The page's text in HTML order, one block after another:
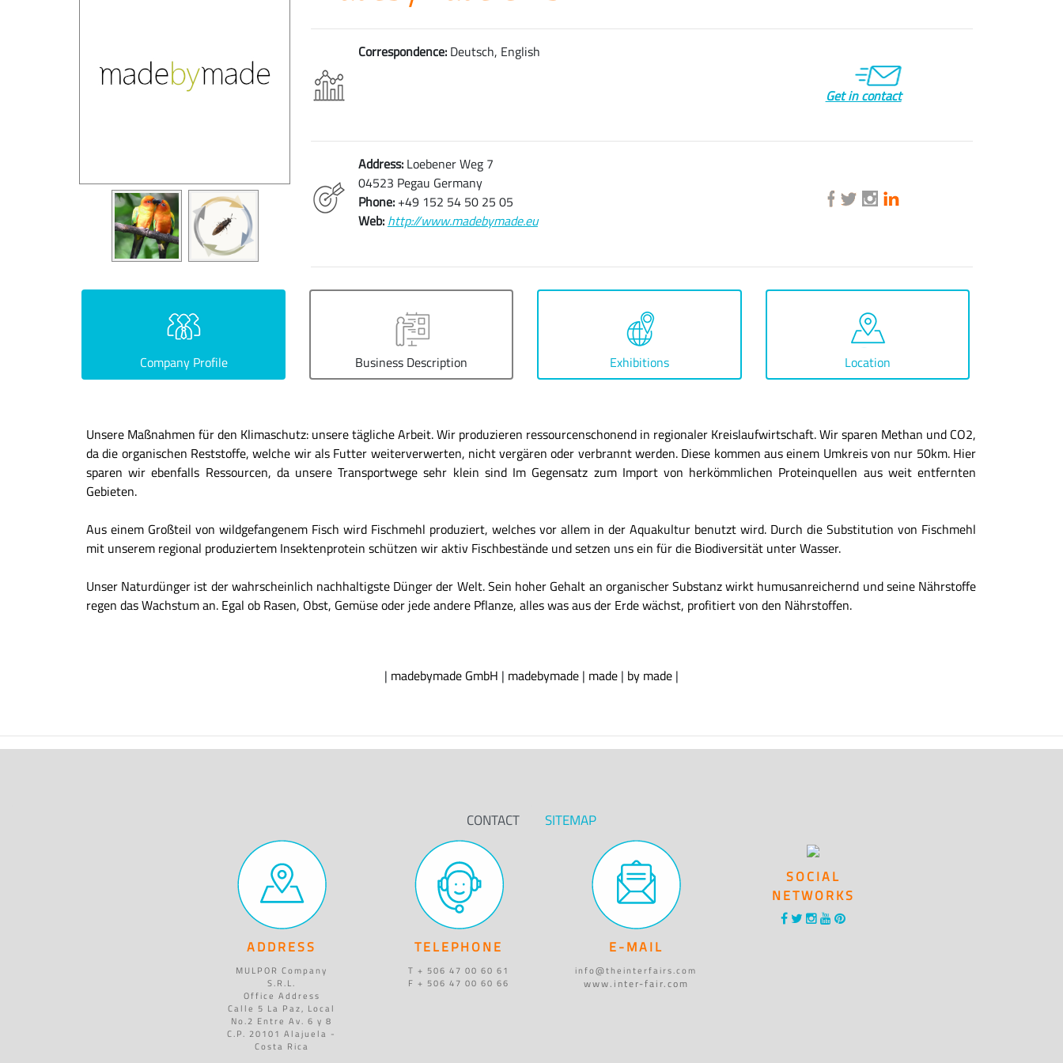
Correspondence:Deutsch, English
Get in contact
Address: Loebener Weg 7
04523 Pegau Germany
Phone:+49 152 54 50 25 05
Web: http://www.madebymade.eu
Company Profile Business Description Exhibitions Location
Unsere Maßnahmen für den Klimaschutz: unsere tägliche Arbeit. Wir produzieren ressourcenschonend in regionaler Kreislaufwirtschaft. Wir sparen Methan und CO2,
da die organischen Reststoffe, welche wir als Futter weiterverwerten, nicht vergären oder verbrannt werden. Diese kommen aus einem Umkreis von nur 50km. Hier
sparen wir ebenfalls Ressourcen, da unsere Transportwege sehr klein sind Im Gegensatz zum Import von herkömmlichen Proteinquellen aus weit entfernten
Gebieten.
Aus einem Großteil von wildgefangenem Fisch wird Fischmehl produziert, welches vor allem in der Aquakultur benutzt wird. Durch die Substitution von Fischmehl
mit unserem regional produziertem Insektenprotein schützen wir aktiv Fischbestände und setzen uns ein für die Biodiversität unter Wasser.
Unser Naturdünger ist der wahrscheinlich nachhaltigste Dünger der Welt. Sein hoher Gehalt an organischer Substanz wirkt humusanreichernd und seine Nährstoffe
regen das Wachstum an. Egal ob Rasen, Obst, Gemüse oder jede andere Pflanze, alles was aus der Erde wächst, profitiert von den Nährstoffen.
| madebymade GmbH | madebymade | made | by made |
CONTACT SITEMAP
ADDRESS
MULPOR Company
S.R.L.
Office Address
Calle 5 La Paz, Local
No.2 Entre Av. 6 y 8
C.P. 20101 Alajuela -
Costa Rica
TELEPHONE
T + 506 47 00 60 61
F + 506 47 00 60 66
E-MAIL
info@theinterfairs.com
www.inter-fair.com
SOCIAL
NETWORKS